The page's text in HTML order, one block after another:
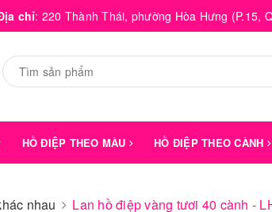
chỉ: 220 Thành Thái, phường Hòa Hưng (P.15,
HỒ ĐIỆP THEO MÀU HỒ ĐIỆP THEO CÀNH
nhau Lan hồ điệp vàng tươi 40 cành -